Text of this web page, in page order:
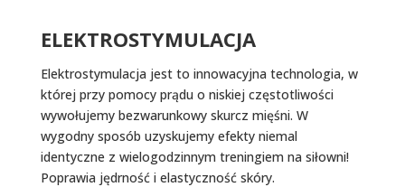
ELEKTROSTYMULACJA
Elektrostymulacja jest to innowacyjna technologia, w
której przy pomocy prądu o niskiej częstotliwości
wywołujemy bezwarunkowy skurcz mięśni. W
wygodny sposób uzyskujemy efekty niemal
identyczne z wielogodzinnym treningiem na siłowni!
Poprawia jędrność i elastyczność skóry.